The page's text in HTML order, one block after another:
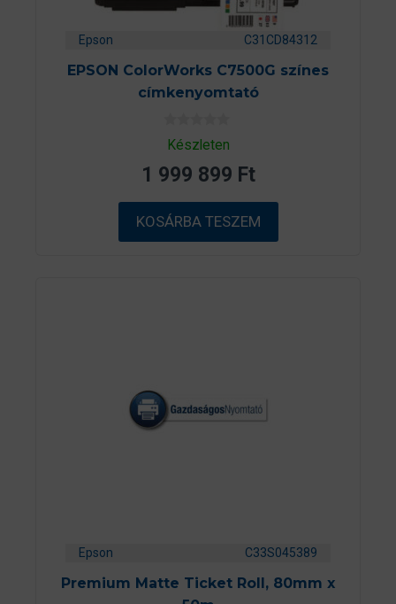
Epson C31CD84312
EPSON ColorWorks C7500G színes
címkenyomtató
0
a
5
b
ő
l
Készleten
1 999 899 Ft
KOSÁRBA TESZEM
Epson C33S045389
Premium Matte Ticket Roll, 80mm x